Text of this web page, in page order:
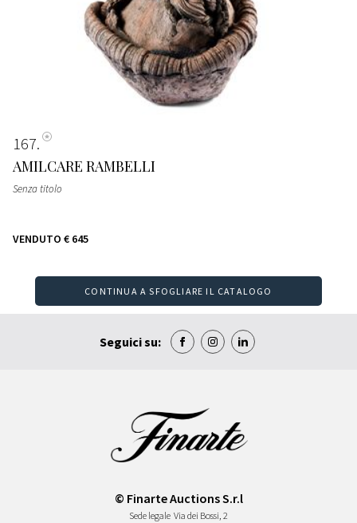
167
AMILCARE RAMBELLI
Senza titolo
VENDUTO € 645
CONTINUA A SFOGLIARE IL CATALOGO
Seguici su:
© Finarte Auctions S.r.l
Sede legale Via dei Bossi, 2